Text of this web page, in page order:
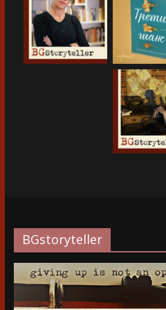
BGstoryteller